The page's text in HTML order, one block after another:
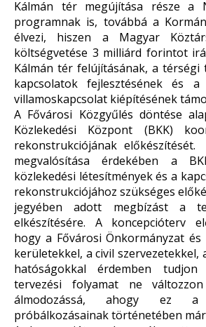
Kálmán tér megújítása része a
programnak is, továbbá a
élvezi, hiszen a Magyar
költségvetése 3 milliárd forintot
Kálmán tér felújításának, a térségi
kapcsolatok fejlesztésének és a
villamoskapcsolat kiépítésének
A Fővárosi Közgyűlés döntése
Közlekedési Központ (BKK)
rekonstrukciójának
megvalósítása érdekében a
közlekedési létesítmények és a
rekonstrukciójához szükséges
jegyében adott megbízást a
elkészítésére. A koncepcióterv
hogy a Fővárosi Önkormányzat
kerületekkel, a civil szervezetekkel,
hatóságokkal érdemben
tervezési folyamat ne
álmodozássá, ahogy ez
próbálkozásainak történetében